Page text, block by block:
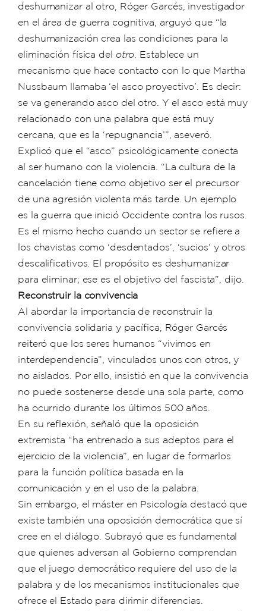
deshumanizar al otro, Róger Garcés, investigador
en el área de guerra cognitiva, arguyó que “la
deshumanización crea las condiciones para la
eliminación física del otro . Establece un
mecanismo que hace contacto con lo que Martha
Nussbaum llamaba ‘el asco proyectivo’. Es decir:
se va generando asco del otro. Y el asco está muy
relacionado con una palabra que está muy
cercana, que es la ‘repugnancia’”, aseveró.
Explicó que el “asco” psicológicamente conecta
al ser humano con la violencia. “La cultura de la
cancelación tiene como objetivo ser el precursor
de una agresión violenta más tarde. Un ejemplo
es la guerra que inició Occidente contra los rusos.
Es el mismo hecho cuando un sector se refiere a
los chavistas como ‘desdentados’, ‘sucios’ y otros
descalificativos. El propósito es deshumanizar
para eliminar; ese es el objetivo del fascista”, dijo.
Reconstruir la convivencia
Al abordar la importancia de reconstruir la
convivencia solidaria y pacífica, Róger Garcés
reiteró que los seres humanos “vivimos en
interdependencia”, vinculados unos con otros, y
no aislados. Por ello, insistió en que la convivencia
no puede sostenerse desde una sola parte, como
ha ocurrido durante los últimos 500 años.
En su reflexión, señaló que la oposición
extremista “ha entrenado a sus adeptos para el
ejercicio de la violencia”, en lugar de formarlos
para la función política basada en la
comunicación y en el uso de la palabra.
Sin embargo, el máster en Psicología destacó que
existe también una oposición democrática que sí
cree en el diálogo. Subrayó que es fundamental
que quienes adversan al Gobierno comprendan
que el juego democrático requiere del uso de la
palabra y de los mecanismos institucionales que
ofrece el Estado para dirimir diferencias.